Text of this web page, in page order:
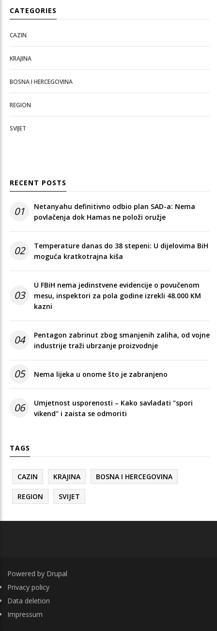
CATEGORIES
CAZIN
KRAJINA
BOSNA I HERCEGOVINA
REGION
SVIJET
RECENT POSTS
01
Netanyahu definitivno odbio plan SAD-a: Nema
povlačenja dok Hamas ne položi oružje
02
Temperature danas do 38 stepeni: U dijelovima BiH
moguća kratkotrajna kiša
03
U FBiH nema jedinstvene evidencije o povučenom
mesu, inspektori za pola godine izrekli 48.000 KM
kazni
04
Pentagon zabrinut zbog smanjenih zaliha, od vojne
industrije traži ubrzanje proizvodnje
05 Nema lijeka u onome što je zabranjeno
06
Umjetnost usporenosti – Kako savladati "spori
vikend" i zaista se odmoriti
TAGS
CAZIN KRAJINA BOSNA I HERCEGOVINA
REGION SVIJET
Powered by Drupal
FOOTER
Privacy policy
Data deletion
Impressum